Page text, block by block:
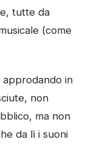
tutte da
(come
in
non
ma non
da lì i suoni